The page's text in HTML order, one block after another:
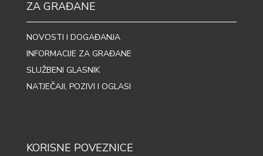
ZA GRAĐANE
NOVOSTI I DOGAĐANJA
INFORMACIJE ZA GRAĐANE
SLUŽBENI GLASNIK
NATJEČAJI, POZIVI I OGLASI
KORISNE POVEZNICE